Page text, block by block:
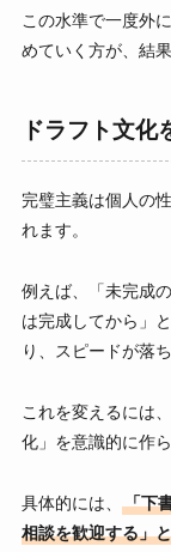
この水準で一度外
めていく方が、結
ドラフト文化
完璧主義は個人の
れます。
例えば、「未完成
は完成してから」
り、スピードが落
これを変えるには
化」を意識的に作
具体的には、
「下
相談を歓迎する」